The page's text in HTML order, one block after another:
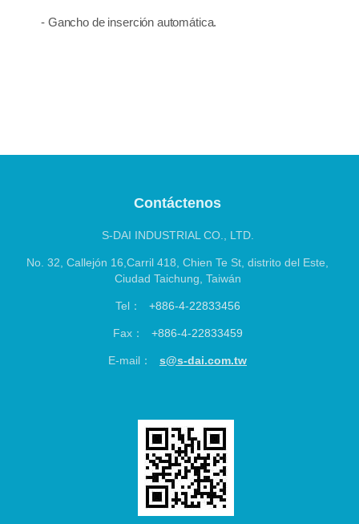
- Gancho de inserción automática.
S-DAI INDUSTRIAL CO., LTD.
No. 32, Callejón 16,Carril 418, Chien Te St, distrito del Este,
Ciudad Taichung, Taiwán
Tel： +886-4-22833456
Fax： +886-4-22833459
E-mail： s@s-dai.com.tw